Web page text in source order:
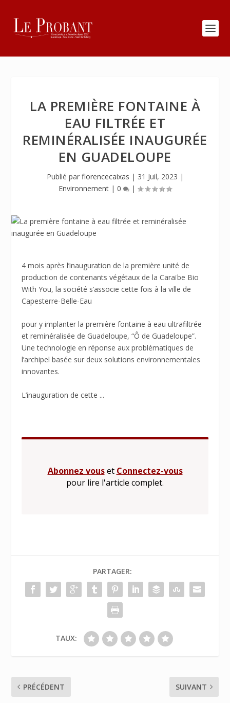
LA PREMIÈRE FONTAINE À
EAU FILTRÉE ET
REMINÉRALISÉE INAUGURÉE
EN GUADELOUPE
Publié par florencecaixas | 31 Juil, 2023 |
Environnement | 0 |
4 mois après l’inauguration de la première unité de
production de contenants végétaux de la Caraïbe Bio
With You, la société s’associe cette fois à la ville de
Capesterre-Belle-Eau
pour y implanter la première fontaine à eau ultrafiltrée
et reminéralisée de Guadeloupe, “Ô de Guadeloupe”.
Une technologie en réponse aux problématiques de
l’archipel basée sur deux solutions environnementales
innovantes.
L’inauguration de cette ...
Abonnez vouset Connectez-vous
pour lire l'article complet.
PARTAGER:
TAUX:
PRÉCÉDENT SUIVANT